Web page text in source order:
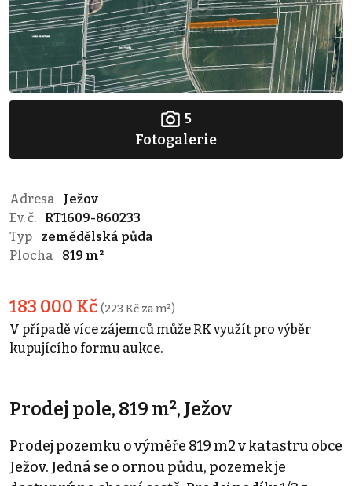
5
Fotogalerie
Adresa
Ježov
Ev. č.
RT1609-860233
Typ
zemědělská půda
Plocha
819 m²
183 000 Kč (223 Kč za m²)
V případě více zájemců může RK využít pro výběr
kupujícího formu aukce.
Prodej pole, 819 m², Ježov
Prodej pozemku o výměře 819 m2 v katastru obce
Ježov. Jedná se o ornou půdu, pozemek je